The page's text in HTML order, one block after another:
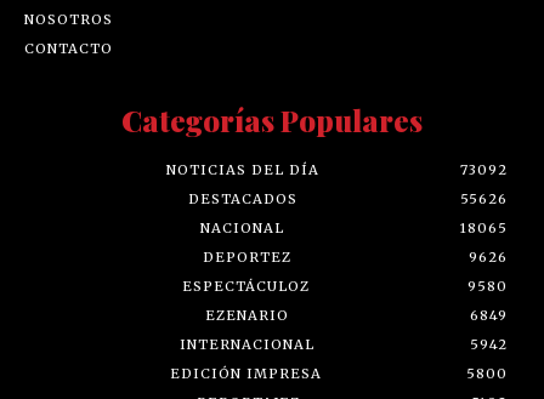
NOSOTROS
CONTACTO
Categorías Populares
NOTICIAS DEL DÍA
73092
DESTACADOS
55626
NACIONAL
18065
DEPORTEZ
9626
ESPECTÁCULOZ
9580
EZENARIO
6849
INTERNACIONAL
5942
EDICIÓN IMPRESA
5800